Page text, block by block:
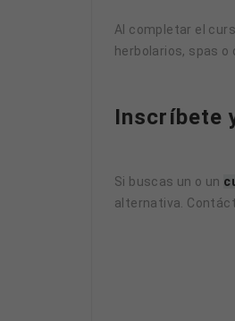
Al completar el
herbolarios, spas o
Inscríbete
Si buscas un o un
alternativa.